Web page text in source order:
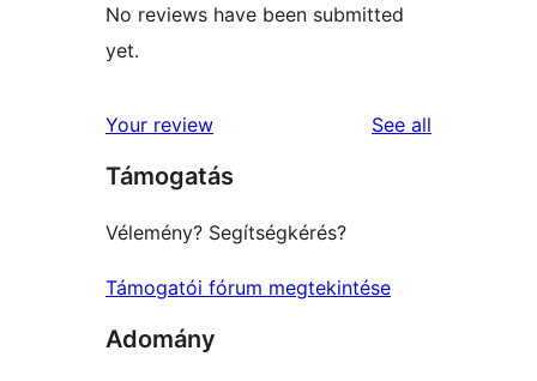
No reviews have been submitted
yet.
Your review See all
Támogatás
Vélemény? Segítségkérés?
Támogatói fórum megtekintése
Adomány